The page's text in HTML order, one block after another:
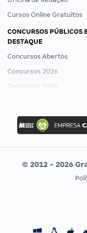
Cursos Online Gratuitos
CONCURSOS PÚBLICOS
DESTAQUE
Concursos Abertos
Concursos 2026
Concursos 2025
Concurso Nacional
Concurso Ibama
Concurso MPU
Editais publicados
CONCURSOS POR
Concursos Fiscais
© 2012 - 2026